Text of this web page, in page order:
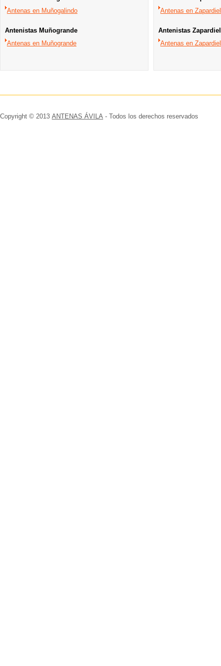
Antenas en Muñogalindo
Antenistas Muñogrande
Antenas en Muñogrande
Antenas en
Antenistas
Antenas en
Copyright © 2013 ANTENAS ÁVILA - Todos los derechos reservados